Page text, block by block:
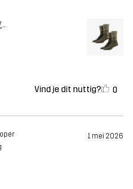
Forest Night/Vetiver Green
Vind je dit nuttig? 0
1 mei 2026